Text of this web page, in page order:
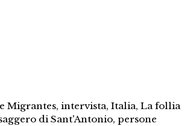
Migrantes,intervista,Italia,La follia
di Sant'Antonio, persone